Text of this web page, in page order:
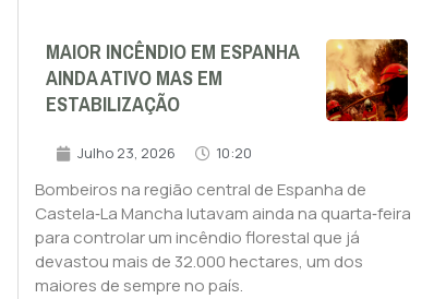
MAIOR INCÊNDIO EM ESPANHA
AINDA ATIVO MAS EM
ESTABILIZAÇÃO
Julho 23, 2026 10:20
Bombeiros na região central de Espanha de
Castela‑La Mancha lutavam ainda na quarta‑feira
para controlar um incêndio florestal que já
devastou mais de 32.000 hectares, um dos
maiores de sempre no país.